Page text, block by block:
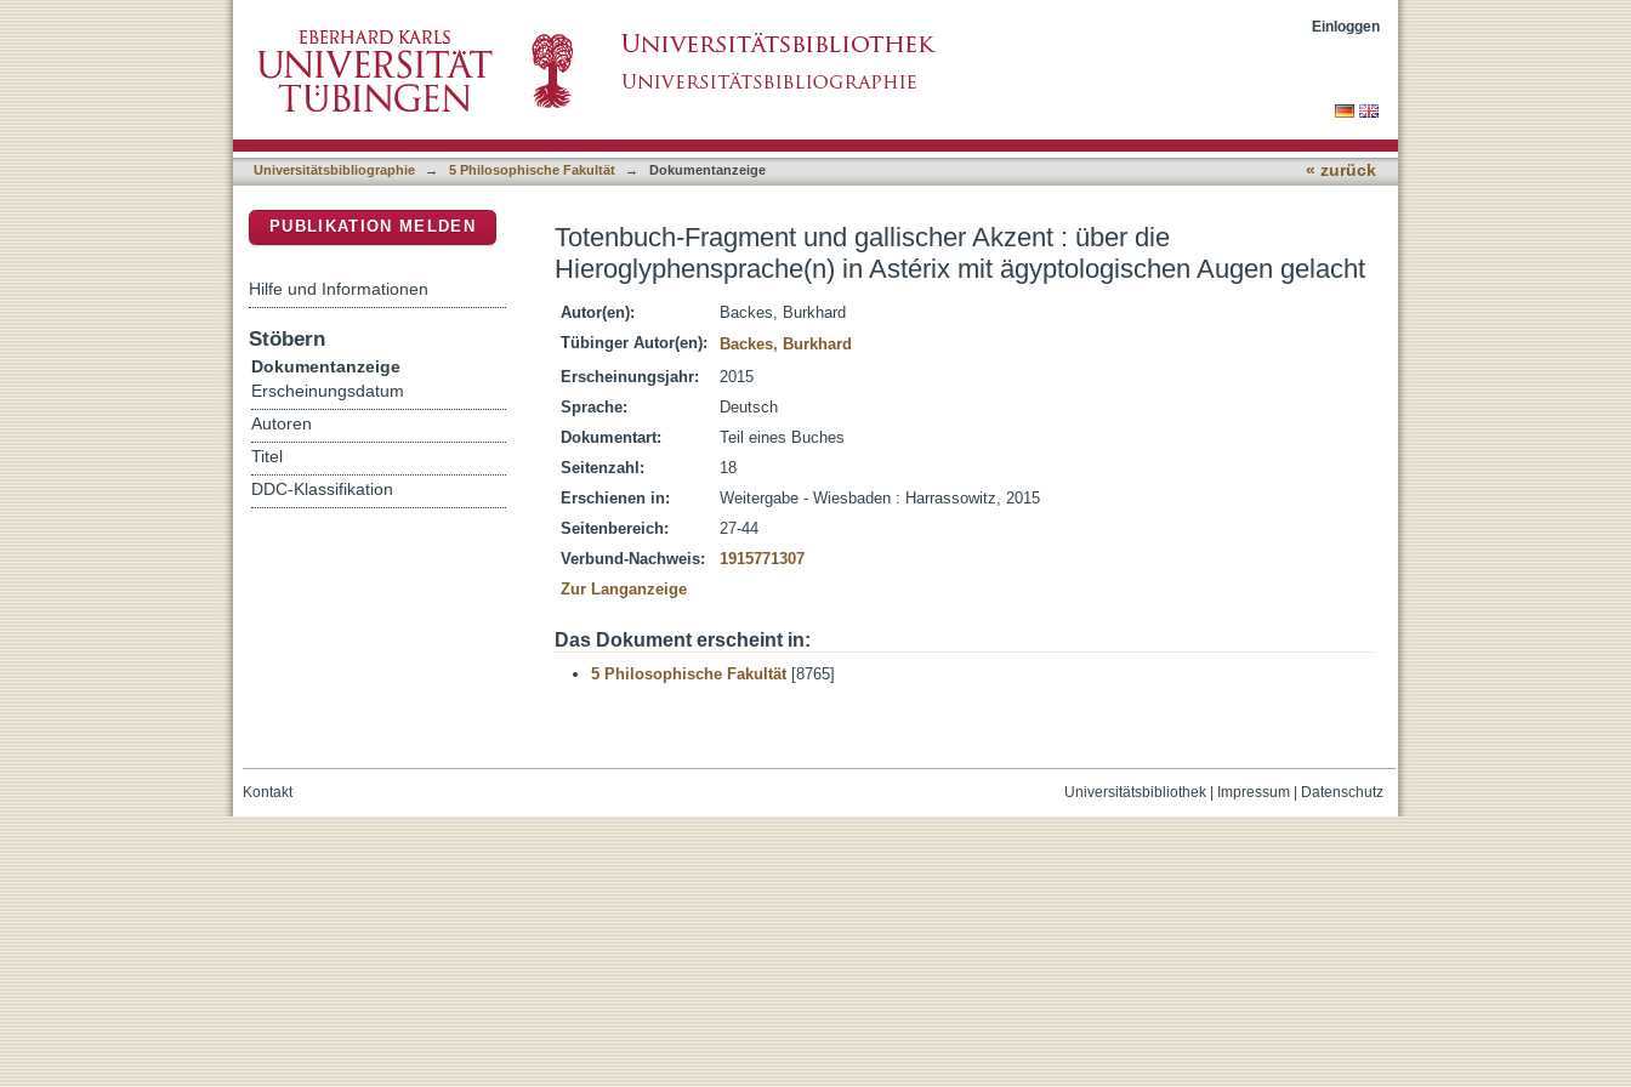
ägyptologischen Augen gelacht
Einloggen
Universitätsbibliographie → 5 Philosophische Fakultät → Dokumentanzeige « zurück
Totenbuch-Fragment und gallischer Akzent : über die
Hieroglyphensprache(n) in Astérix mit ägyptologischen Augen gelacht
Autor(en):
Backes, Burkhard
Tübinger Autor(en):
Backes, Burkhard
Erscheinungsjahr:
2015
Sprache:
Deutsch
Dokumentart:
Teil eines Buches
Seitenzahl:
18
Erschienen in:
Weitergabe - Wiesbaden : Harrassowitz, 2015
Seitenbereich:
27-44
Verbund-Nachweis:
1915771307
Zur Langanzeige
Das Dokument erscheint in:
5 Philosophische Fakultät[8765]
PUBLIKATION MELDEN
Hilfe und Informationen
Stöbern
Dokumentanzeige
Erscheinungsdatum
Autoren
Titel
DDC-Klassifikation
Universitätsbibliothek| Impressum| Datenschutz
Kontakt